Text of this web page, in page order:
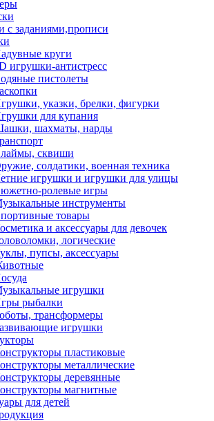
с заданиями,прописи
круги
игрушки-антистресс
пистолеты
указки, брелки, фигурки
для купания
шахматы, нарды
сквиши
солдатики, военная техника
игрушки и игрушки для улицы
ролевые игры
инструменты
товары
и аксессуары для девочек
логические
пупсы, аксессуары
игрушки
рыбалки
трансформеры
игрушки
пластиковые
металлические
деревянные
магнитные
для детей